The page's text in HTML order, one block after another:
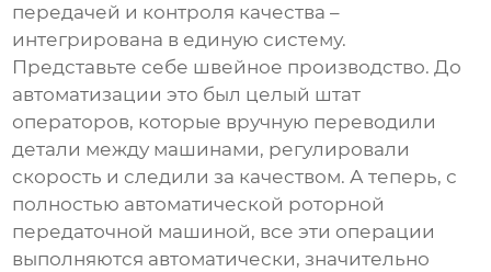
передачей и контроля качества –
интегрирована в единую систему.
Представьте себе швейное производство. До
автоматизации это был целый штат
операторов, которые вручную переводили
детали между машинами, регулировали
скорость и следили за качеством. А теперь, с
полностью автоматической роторной
передаточной машиной, все эти операции
выполняются автоматически, значительно